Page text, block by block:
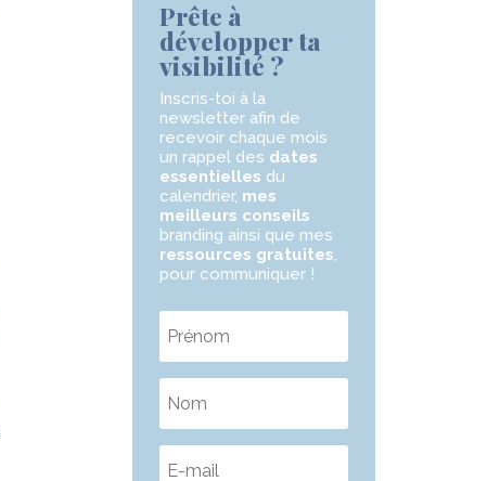
Prête à
développer ta
visibilité ?
Inscris-toi à la
newsletterafin de
recevoir chaque mois
un rappel des dates
essentielles du
calendrier, mes
meilleurs conseils
branding ainsi que mes
ressources gratuites,
pour communiquer !